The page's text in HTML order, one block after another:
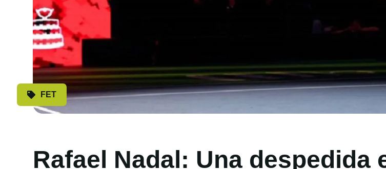
FET
Rafael Nadal: Una despedida